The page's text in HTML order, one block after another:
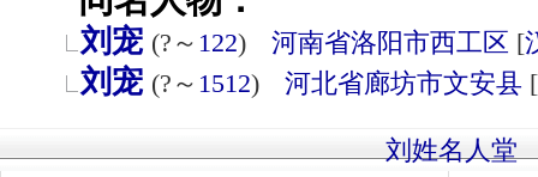
刘宠 (?～ 122) 河南省洛阳市西工区 [
刘宠 (?～ 1512) 河北省廊坊市文安县 [
刘姓名人堂